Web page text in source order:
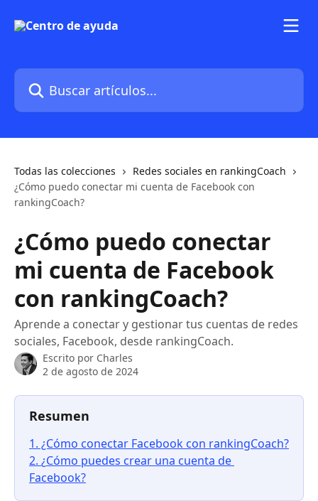
Buscar artículos...
Todas las colecciones
Redes sociales en rankingCoach
¿Cómo puedo conectar mi cuenta de Facebook con
rankingCoach?
¿Cómo puedo conectar
mi cuenta de Facebook
con rankingCoach?
Aprende a conectar y gestionar tus cuentas de redes
sociales, Facebook, desde rankingCoach.
Escrito por Charles
2 de agosto de 2024
Resumen
1. ¿Cómo conectar Facebook con rankingCoach?
2. ¿Cómo puedes crear una cuenta de
Facebook?